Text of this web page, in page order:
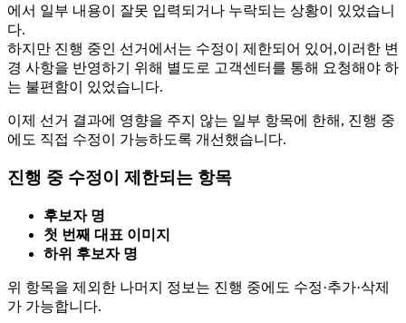
에서 일부 내용이 잘못 입력되거나 누락되는 상황이 있었습니
다.
하지만 진행 중인 선거에서는 수정이 제한되어 있어,이러한 변
경 사항을 반영하기 위해 별도로 고객센터를 통해 요청해야 하
는 불편함이 있었습니다.
이제 선거 결과에 영향을 주지 않는 일부 항목에 한해, 진행 중
에도 직접 수정이 가능하도록 개선했습니다.
진행 중 수정이 제한되는 항목
후보자 명
첫 번째 대표 이미지
하위 후보자 명
위 항목을 제외한 나머지 정보는 진행 중에도 수정·추가·삭제
가 가능합니다.